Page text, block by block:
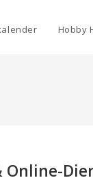
Hobby
Online-